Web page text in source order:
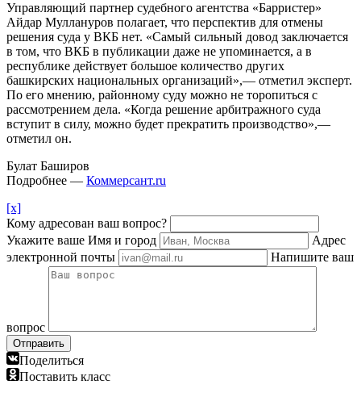
Управляющий партнер судебного агентства «Барристер»
Айдар Муллануров полагает, что перспектив для отмены
решения суда у ВКБ нет. «Самый сильный довод заключается
в том, что ВКБ в публикации даже не упоминается, а в
республике действует большое количество других
башкирских национальных организаций»,— отметил эксперт.
По его мнению, районному суду можно не торопиться с
рассмотрением дела. «Когда решение арбитражного суда
вступит в силу, можно будет прекратить производство»,—
отметил он.
Булат Баширов
Подробнее — Коммерсант.ru
[x]
Кому адресован ваш вопрос?
Укажите ваше Имя и город
Адрес
электронной почты
Напишите ваш
вопрос
Отправить
Поделиться
Поставить класс